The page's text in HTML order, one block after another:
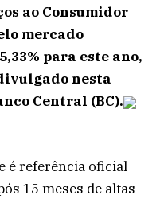
ao Consumidor
mercado
para este ano,
nesta
Central (BC).
é referência oficial
15 meses de altas